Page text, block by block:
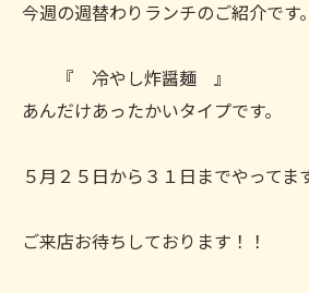
今週の週替わりランチのご紹介です。
『 冷やし炸醤麺 』
あんだけあったかいタイプです。
５月２５日から３１日までやってま
ご来店お待ちしております！！